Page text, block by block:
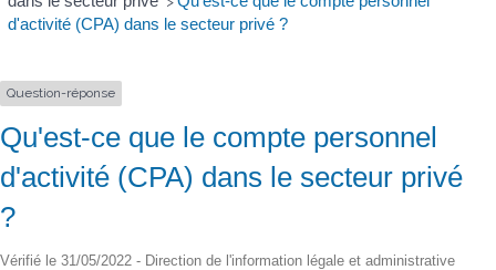
d'activité (CPA) dans le secteur privé ?
Question-réponse
Qu'est-ce que le compte personnel
d'activité (CPA) dans le secteur privé
?
Vérifié le 31/05/2022 - Direction de l'information légale et administrative